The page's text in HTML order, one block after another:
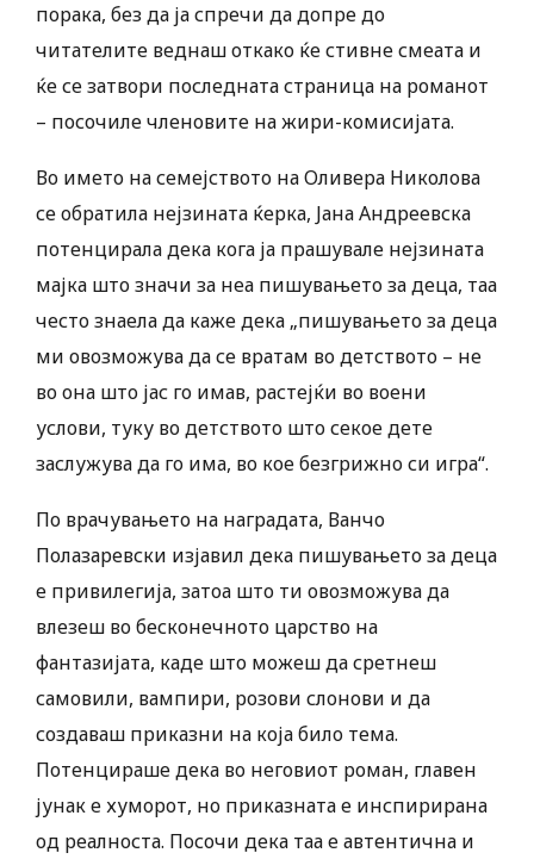
порака, без да ја спречи да допре до
читателите веднаш откако ќе стивне смеата и
ќе се затвори последната страница на романот
– посочиле членовите на жири-комисијата.
Во името на семејството на Оливера Николова
се обратила нејзината ќерка, Јана Андреевска
потенцирала дека кога ја прашувале нејзината
мајка што значи за неа пишувањето за деца, таа
често знаела да каже дека „пишувањето за деца
ми овозможува да се вратам во детството – не
во она што јас го имав, растејќи во воени
услови, туку во детството што секое дете
заслужува да го има, во кое безгрижно си игра“.
По врачувањето на наградата, Ванчо
Полазаревски изјавил дека пишувањето за деца
е привилегија, затоа што ти овозможува да
влезеш во бесконечното царство на
фантазијата, каде што можеш да сретнеш
самовили, вампири, розови слонови и да
создаваш приказни на која било тема.
Потенцираше дека во неговиот роман, главен
јунак е хуморот, но приказната е инспирирана
од реалноста. Посочи дека таа е автентична и